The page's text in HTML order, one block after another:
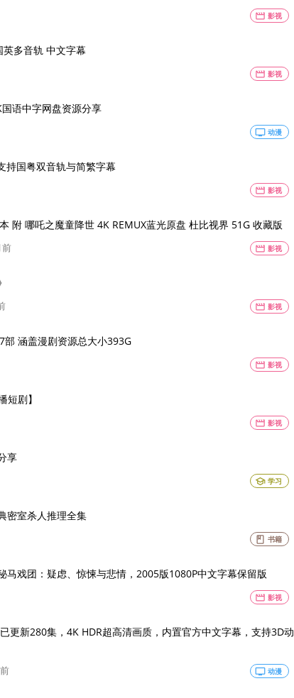
movie 影视
多音轨 中文字幕
movie 影视
语中字网盘资源分享
tv 动漫
持国粤双音轨与简繁字幕
movie 影视
附 哪吒之魔童降世 4K REMUX蓝光原盘 杜比视界 51G 收藏版
前 movie 影视
movie 影视
部 涵盖漫剧资源总大小393G
movie 影视
剧】
movie 影视
享
school 学习
密室杀人推理全集
book 书籍
马戏团：疑虑、惊悚与悲情，2005版1080P中文字幕保留版
movie 影视
更新280集，4K HDR超高清画质，内置官方中文字幕，支持3D动
tv 动漫